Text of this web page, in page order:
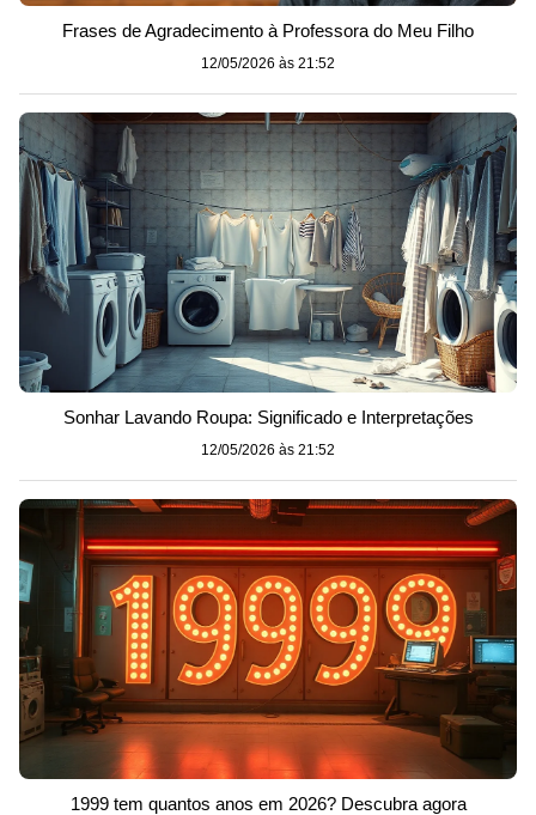
Frases de Agradecimento à Professora do Meu Filho
12/05/2026 às 21:52
Sonhar Lavando Roupa: Significado e Interpretações
12/05/2026 às 21:52
1999 tem quantos anos em 2026? Descubra agora